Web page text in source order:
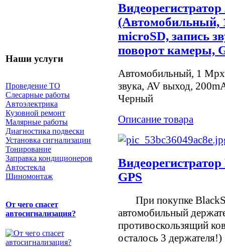
Наши услуги
Проведение ТО
Слесарные работы
Автоэлектрика
Кузовной ремонт
Малярные работы
Диагностика подвески
Установка сигнализации
Тонирование
Заправка кондиционеров
Автостекла
Шиномонтаж
От чего спасет
автосигнализация?
(Автомобильный,
microSD, запись
поворот камеры,
Автомобильный, 1
звука, AV выход,
Черный
Описание товара
GPS
При покупке
автомобильный
противоскользящий
осталось 3